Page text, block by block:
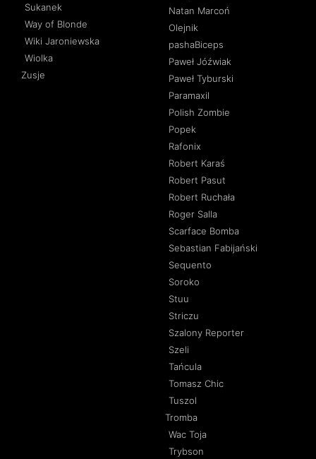
Sukanek
Way of Blonde
Wiki Jaroniewska
Wiolka
Zusje
Natan Marcoń
Olejnik
pashaBiceps
Paweł Jóźwiak
Paweł Tyburski
Paramaxil
Polish Zombie
Popek
Rafonix
Robert Karaś
Robert Pasut
Robert Ruchała
Roger Salla
Scarface Bomba
Sebastian Fabijański
Sequento
Soroko
Stuu
Striczu
Szalony Reporter
Szeli
Tańcula
Tomasz Chic
Tuszol
Tromba
Wac Toja
Trybson